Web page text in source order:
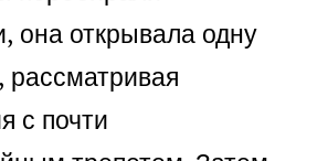
она открывала одну
рассматривая
с почти